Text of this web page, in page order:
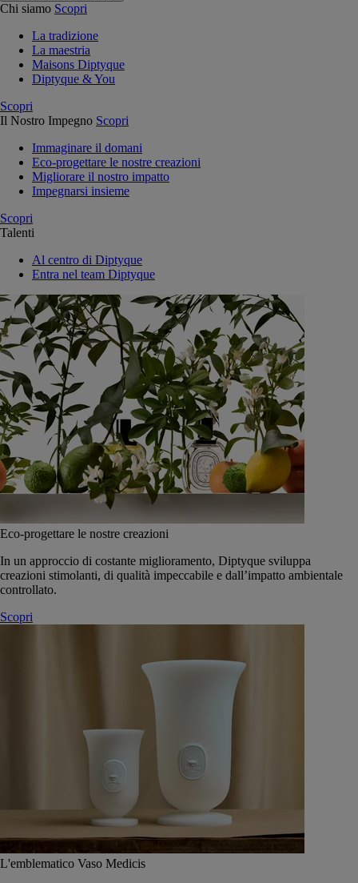
Chi siamo Scopri
La tradizione
La maestria
Maisons Diptyque
Diptyque & You
Scopri
Il Nostro Impegno Scopri
Immaginare il domani
Eco-progettare le nostre creazioni
Migliorare il nostro impatto
Impegnarsi insieme
Scopri
Talenti
Al centro di Diptyque
Entra nel team Diptyque
Eco-progettare le nostre creazioni
In un approccio di costante miglioramento, Diptyque sviluppa
creazioni stimolanti, di qualità impeccabile e dall’impatto ambientale
controllato.
Scopri
L'emblematico Vaso Medicis